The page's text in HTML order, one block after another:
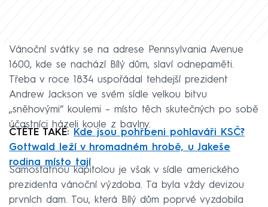
Vánoční svátky se na adrese Pennsylvania Avenue
1600, kde se nachází Bílý dům, slaví odnepaměti.
Třeba v roce 1834 uspořádal tehdejší prezident
Andrew Jackson ve svém sídle velkou bitvu
„sněhovými“ koulemi – místo těch skutečných po sobě
účastníci házeli koule z bavlny.
ČTĚTE TAKÉ: Kde jsou pohřbeni pohlaváři KSČ?
Gottwald leží v hromadném hrobě, u Jakeše
rodina místo tají
Samostatnou kapitolou je však v sídle amerického
prezidenta vánoční výzdoba. Ta byla vždy devizou
prvních dam. Tou, která Bílý dům poprvé vyzdobila